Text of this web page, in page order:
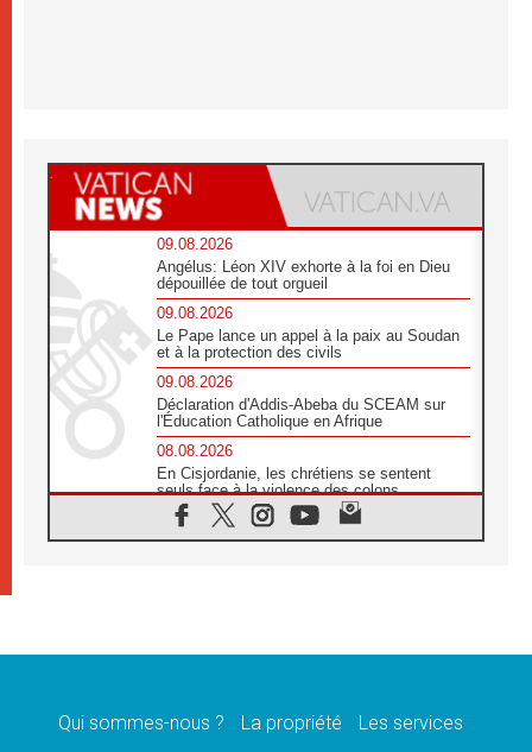
09.08.2026
Angélus: Léon XIV exhorte à la foi en Dieu
dépouillée de tout orgueil
09.08.2026
Le Pape lance un appel à la paix au Soudan
et à la protection des civils
09.08.2026
Déclaration d'Addis-Abeba du SCEAM sur
l'Éducation Catholique en Afrique
08.08.2026
En Cisjordanie, les chrétiens se sentent
seuls face à la violence des colons
08.08.2026
Léon XIV au sanctuaire de Notre Dame du
08.08.2026
08.08.2026
Qui sommes-nous ? La propriété Les services